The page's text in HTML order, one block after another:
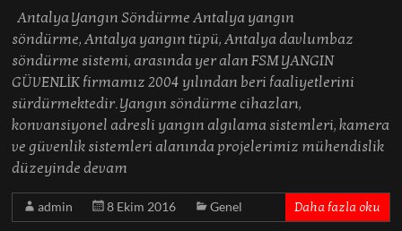
Antalya Yangın Söndürme Antalya yangın
söndürme, Antalya yangın tüpü, Antalya davlumbaz
söndürme sistemi, arasında yer alan FSM YANGIN
GÜVENLİK firmamız 2004 yılından beri faaliyetlerini
sürdürmektedir. Yangın söndürme cihazları,
konvansiyonel adresli yangın algılama sistemleri, kamera
ve güvenlik sistemleri alanında projelerimiz mühendislik
düzeyinde devam
admin 8 Ekim 2016 Genel Daha fazla oku